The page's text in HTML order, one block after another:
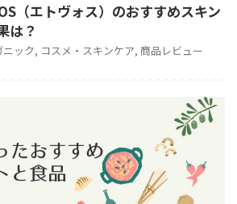
（エトヴォス）のおすすめスキン
は？
ック, コスメ・スキンケア, 商品レビュー